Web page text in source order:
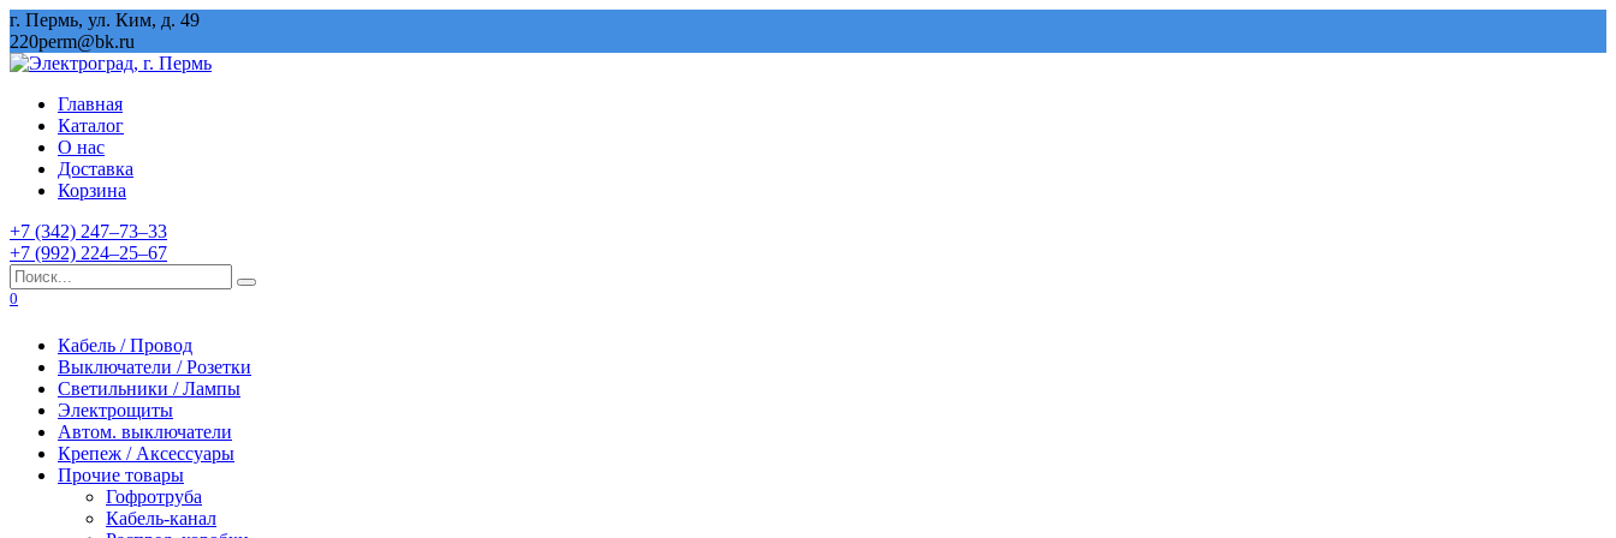
Перейти
к
содержанию
г. Пермь, ул. Ким, д. 49
220perm@bk.ru
Главная
Каталог
О нас
Доставка
Корзина
+7 (342) 247‒73‒33
+7 (992) 224‒25‒67
Search
for:
0
Кабель / Провод
Выключатели / Розетки
Светильники / Лампы
Электрощиты
Автом. выключатели
Крепеж / Аксессуары
Прочие товары
Гофротруба
Кабель-канал